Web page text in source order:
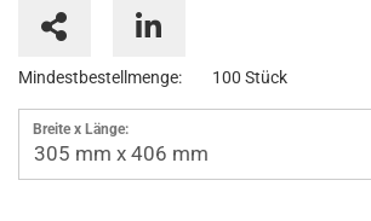
Mindestbestellmenge: 100 Stück
Breite x Länge:
305 mm x 406 mm